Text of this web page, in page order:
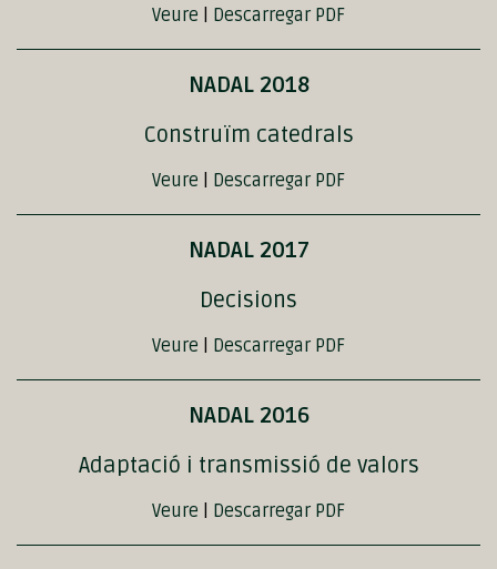
Veure Descarregar PDF
NADAL 2018
Construïm catedrals
Veure Descarregar PDF
NADAL 2017
Decisions
Veure Descarregar PDF
NADAL 2016
Adaptació i transmissió de valors
Veure Descarregar PDF